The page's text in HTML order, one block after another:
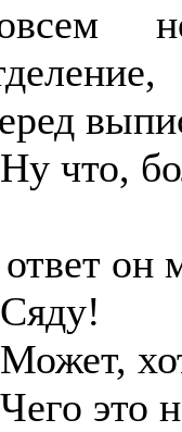
что,
он
это